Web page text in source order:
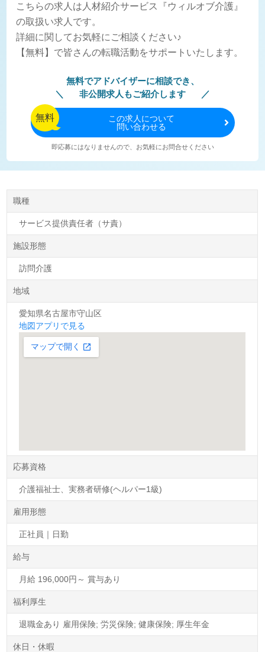
こちらの求人は人材紹介サービス『ウィルオブ介護』
の取扱い求人です。
詳細に関してお気軽にご相談ください♪
【無料】で皆さんの転職活動をサポートいたします。
無料でアドバイザーに相談でき、
非公開求人もご紹介します
無料 この求人について
問い合わせる
即応募にはなりませんので、お気軽にお問合せください
職種
サービス提供責任者（サ責）
施設形態
訪問介護
地域
愛知県名古屋市守山区
地図アプリで見る
応募資格
介護福祉士、実務者研修(ヘルパー1級)
雇用形態
正社員｜日勤
給与
月給 196,000円～ 賞与あり
福利厚生
退職金あり 雇用保険; 労災保険; 健康保険; 厚生年金
休日・休暇